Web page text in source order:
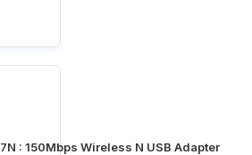
: 150Mbps Wireless N USB Adapter